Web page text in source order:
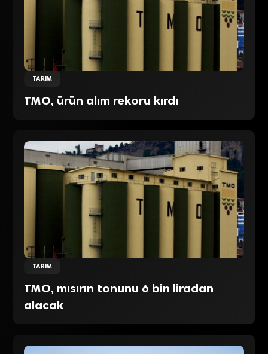
TARIM
TMO, ürün alım rekoru kırdı
TARIM
TMO, mısırın tonunu 6 bin liradan
alacak